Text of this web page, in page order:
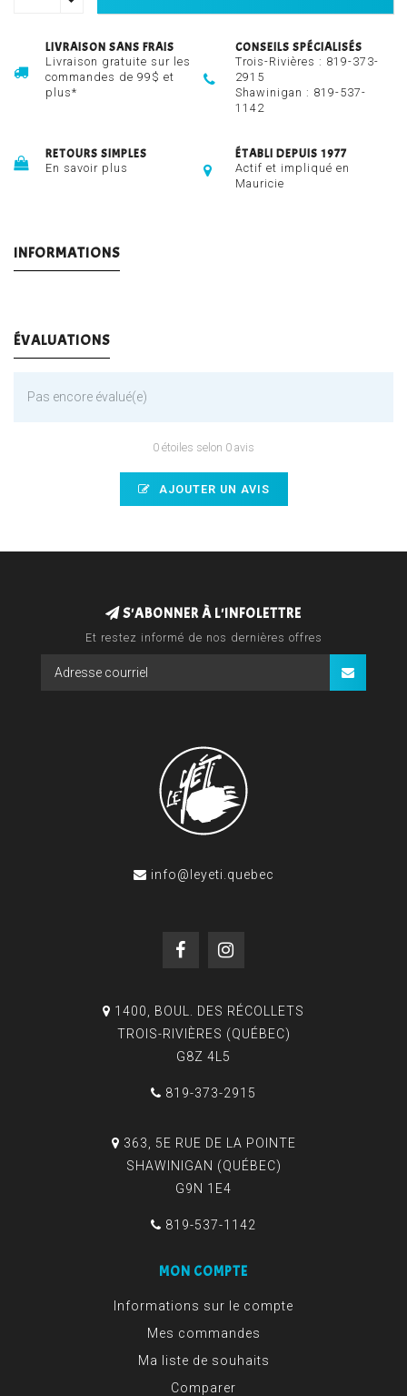
LIVRAISON SANS FRAIS
Livraison gratuite sur les
commandes de 99$ et
plus*
CONSEILS SPÉCIALISÉS
Trois-Rivières : 819-373-
2915
Shawinigan : 819-537-
1142
RETOURS SIMPLES
En savoir plus
ÉTABLI DEPUIS 1977
Actif et impliqué en
Mauricie
INFORMATIONS
ÉVALUATIONS
Pas encore évalué(e)
0 étoiles selon 0 avis
AJOUTER UN AVIS
S'ABONNER À L'INFOLETTRE
Et restez informé de nos dernières offres
info@leyeti.quebec
1400, BOUL. DES RÉCOLLETS
TROIS-RIVIÈRES (QUÉBEC)
G8Z 4L5
819-373-2915
363, 5E RUE DE LA POINTE
SHAWINIGAN (QUÉBEC)
G9N 1E4
819-537-1142
MON COMPTE
Informations sur le compte
Mes commandes
Ma liste de souhaits
Comparer